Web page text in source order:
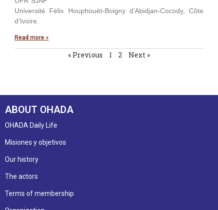
Université Félix Houphouët-Boigny d’Abidjan-Cocody, Côte
d’Ivoire.
Read more »
« Previous 1 2 Next »
ABOUT OHADA
OHADA Daily Life
Misiones y objetivos
Our history
The actors
Terms of membership